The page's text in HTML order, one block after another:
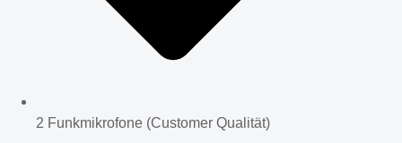
2 Funkmikrofone (Customer Qualität)